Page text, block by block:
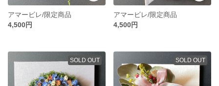
アマービレ/限定商品
4,500円
アマービレ/限定商品
4,500円
SOLD OUT SOLD OUT